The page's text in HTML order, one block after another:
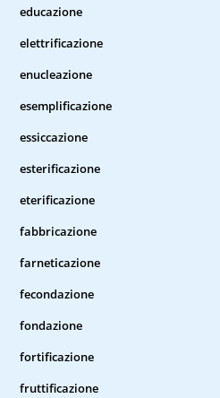
educazione
elettrificazione
enucleazione
esemplificazione
essiccazione
esterificazione
eterificazione
fabbricazione
farneticazione
fecondazione
fondazione
fortificazione
fruttificazione